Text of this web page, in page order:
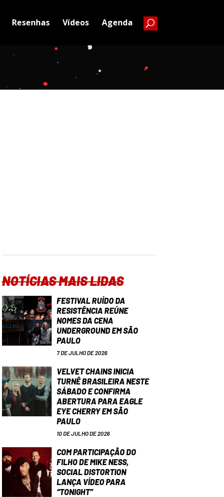
Resenhas Vídeos Agenda
NOTÍCIAS MAIS LIDAS
FESTIVAL RUÍDO DA
RESISTÊNCIA REÚNE
NOMES DA CENA
UNDERGROUND EM SÃO
PAULO
7 DE JULHO DE 2026
VELVET CHAINS INICIA
TURNÊ BRASILEIRA NESTE
SÁBADO E CONFIRMA
ABERTURA PARA EAGLE
EYE CHERRY EM SÃO
PAULO
10 DE JULHO DE 2026
COM PARTICIPAÇÃO DO
FILHO DE MIKE NESS,
SOCIAL DISTORTION
LANÇA VÍDEO PARA
“TONIGHT”